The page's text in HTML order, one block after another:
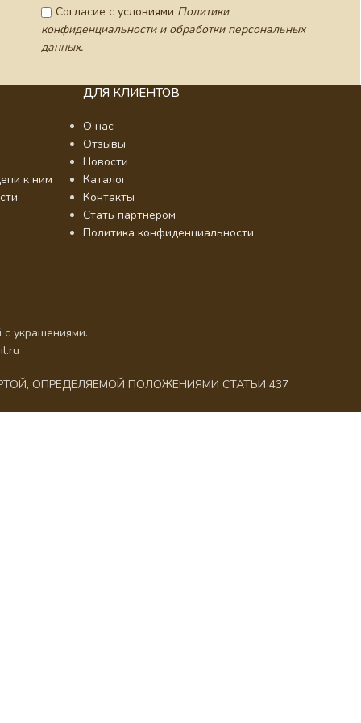
Согласие с условиями Политики
конфиденциальности и обработки персональных
данных.
к ним
ДЛЯ КЛИЕНТОВ
О нас
Отзывы
Новости
Каталог
Контакты
Стать партнером
Политика конфиденциальности
украшениями.
ОПРЕДЕЛЯЕМОЙ ПОЛОЖЕНИЯМИ СТАТЬИ 437